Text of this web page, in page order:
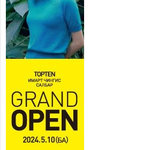
Аюулгүй байдал, гадаад
бодлогын байнгын хороо
ээлжит чуулганы хугацаанд 18
удаа хуралдаж, 36 асуудал
хэлэлцжээ
2026 оны 7 сар 22 / 11 цаг 43 минут
“4 улирлын турш үйл ажиллагаа явуулах
боломжтой-Хүүхэд хөгжүүлэх төв” байгуулах
төсөлд төр, хувийн хэвшлийн түншлэлийн
хүрээнд хамтран ажиллахыг урьж байна
2026 оны 7 сар 22 / 9 цаг 28 минут
Б.Пүрэвдагва: “Урт цагаан”-ыг залуучууд чөлөөт
цагаа өнгөрүүлдэг, жуулчид зорьж ирдэг цэг
болгоно